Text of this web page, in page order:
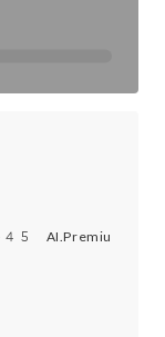
４５　AI.Premiu